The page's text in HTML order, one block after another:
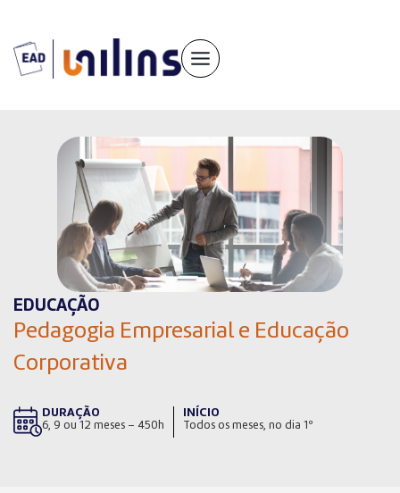
conteúdo
EDUCAÇÃO
Pedagogia Empresarial e Educação
Corporativa
DURAÇÃO
6, 9 ou 12 meses – 450h
INÍCIO
Todos os meses, no dia 1º